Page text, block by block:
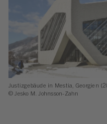
Justizgebäude in Mestia, Georgien
© Jesko M. Johnsson-Zahn